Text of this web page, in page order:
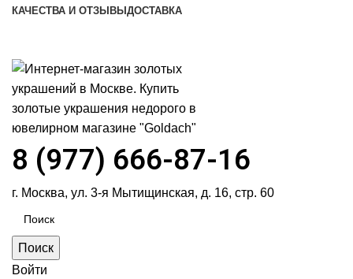
КАЧЕСТВА И ОТЗЫВЫ ДОСТАВКА
8 (977) 666-87-16
г. Москва, ул. 3-я Мытищинская, д. 16, стр. 60
Поиск
Войти